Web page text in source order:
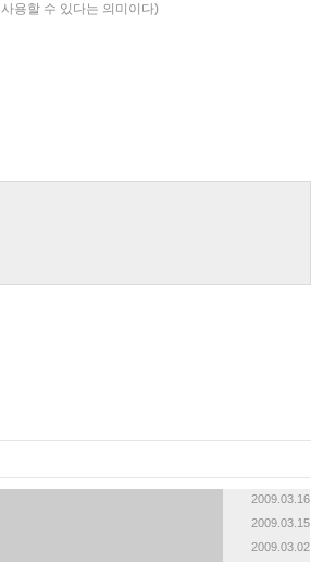
용할 수 있다는 의미이다)
2009.03.16
2009.03.15
2009.03.02